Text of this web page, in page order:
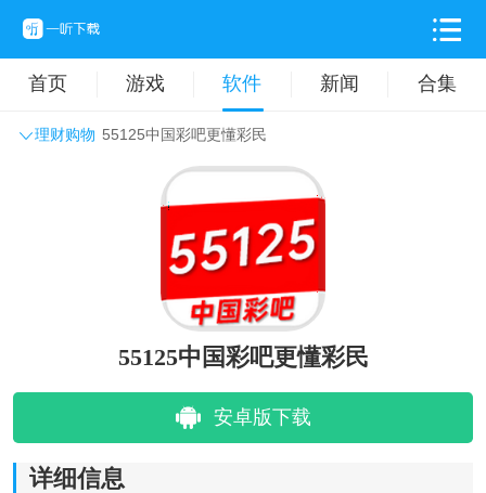
首页 游戏 软件 新闻 合集
理财购物 55125中国彩吧更懂彩民
主题壁纸 旅游出行
拍摄美化 时尚购物
55125中国彩吧更懂彩民
安卓版下载
详细信息